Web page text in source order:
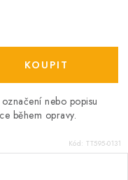
nebo popisu
během opravy.
Kód: TT595-0131